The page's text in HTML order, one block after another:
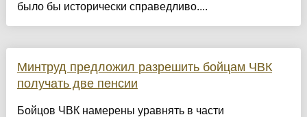
было бы исторически справедливо....
Минтруд предложил разрешить бойцам ЧВК
получать две пенсии
Бойцов ЧВК намерены уравнять в части